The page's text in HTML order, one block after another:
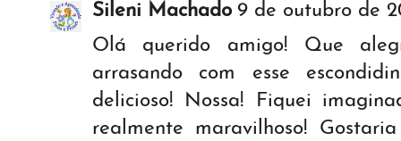
Sileni Machado 9 de outubro de
Olá querido amigo! Que
arrasando com esse
delicioso! Nossa! Fiquei
realmente maravilhoso!